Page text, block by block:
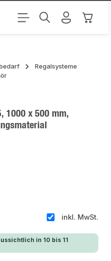
Regalsysteme
1000 x 500 mm,
inkl. MwSt.
in 10 bis 11